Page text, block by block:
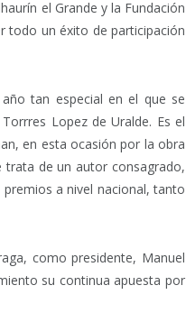
el Grande y la Fundación
todo un éxito de participación
tan especial en el que se
Lopez de Uralde. Es el
en esta ocasión por la obra
trata de un autor consagrado,
a nivel nacional, tanto
como presidente, Manuel
su continua apuesta por